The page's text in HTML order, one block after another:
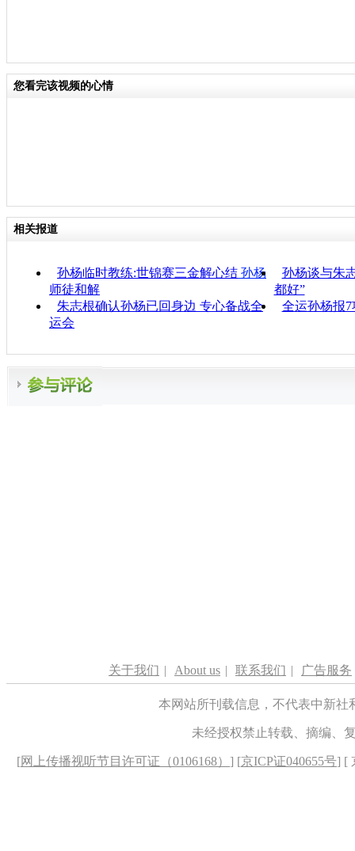
您看完该视频的心情
相关报道
孙杨临时教练:世锦赛三金解心结 孙杨
师徒和解
孙杨谈与朱
都好”
朱志根确认孙杨已回身边 专心备战全
运会
全运孙杨报7
关于我们 | About us | 联系我们 | 广告服务
本网站所刊载信息，不代表中新
未经授权禁止转载、摘编、
[网上传播视听节目许可证（0106168） ] [京ICP证040655号] [